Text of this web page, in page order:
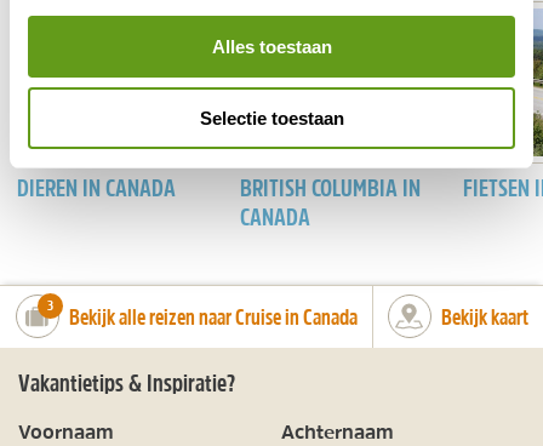
Alles toestaan
Selectie toestaan
DIEREN IN CANADA
BRITISH COLUMBIA IN
CANADA
FIETSEN
number_of_trips:
3 Bekijk alle reizen naar Cruise in Canada Bekijk kaart
Vakantietips & Inspiratie?
Voornaam Achternaam